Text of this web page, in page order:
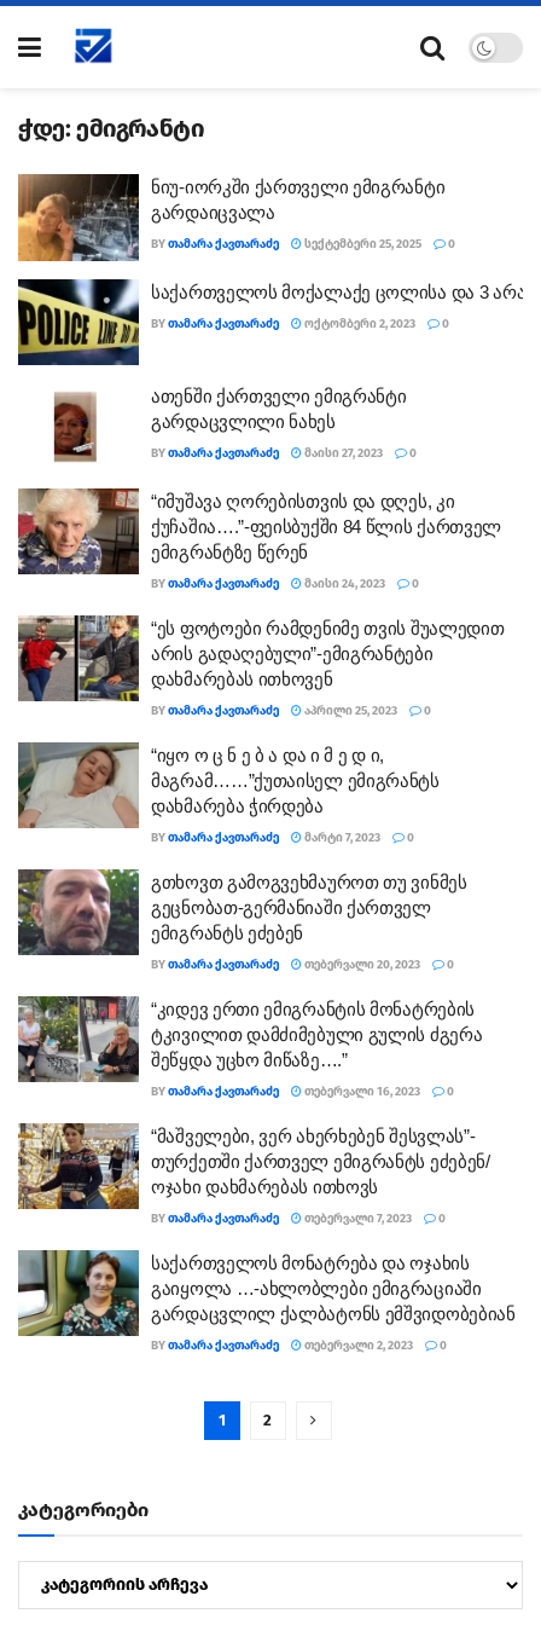
ჭდე:ემიგრანტი
ნიუ-იორკში ქართველი ემიგრანტი
გარდაიცვალა
BYᲗᲐᲛᲐᲠᲐ ᲥᲐᲕᲗᲐᲠᲐᲫᲔ ᲡᲔᲥᲢᲔᲛᲑᲔᲠᲘ 25, 2025 0
საქართველოს მოქალაქე ცოლისა და 3
BYᲗᲐᲛᲐᲠᲐ ᲥᲐᲕᲗᲐᲠᲐᲫᲔ ᲝᲥᲢᲝᲛᲑᲔᲠᲘ 2, 2023 0
ათენში ქართველი ემიგრანტი
გარდაცვლილი ნახეს
BYᲗᲐᲛᲐᲠᲐ ᲥᲐᲕᲗᲐᲠᲐᲫᲔ ᲛᲐᲘᲡᲘ 27, 2023 0
“იმუშავა ღორებისთვის და დღეს, კი
ქუჩაშია….”-ფეისბუქში 84 წლის ქართველ
ემიგრანტზე წერენ
BYᲗᲐᲛᲐᲠᲐ ᲥᲐᲕᲗᲐᲠᲐᲫᲔ ᲛᲐᲘᲡᲘ 24, 2023 0
“ეს ფოტოები რამდენიმე თვის შუალედით
არის გადაღებული”-ემიგრანტები
დახმარებას ითხოვენ
BYᲗᲐᲛᲐᲠᲐ ᲥᲐᲕᲗᲐᲠᲐᲫᲔ ᲐᲞᲠᲘᲚᲘ 25, 2023 0
“იყო ო ც ნ ე ბ ა და ი მ ე დ ი,
მაგრამ……”ქუთაისელ ემიგრანტს
დახმარება ჭირდება
BYᲗᲐᲛᲐᲠᲐ ᲥᲐᲕᲗᲐᲠᲐᲫᲔ ᲛᲐᲠᲢᲘ 7, 2023 0
გთხოვთ გამოგვეხმაუროთ თუ ვინმეს
გეცნობათ-გერმანიაში ქართველ
ემიგრანტს ეძებენ
BYᲗᲐᲛᲐᲠᲐ ᲥᲐᲕᲗᲐᲠᲐᲫᲔ ᲗᲔᲑᲔᲠᲕᲐᲚᲘ 20, 2023 0
“კიდევ ერთი ემიგრანტის მონატრების
ტკივილით დამძიმებული გულის ძგერა
შეწყდა უცხო მიწაზე….”
BYᲗᲐᲛᲐᲠᲐ ᲥᲐᲕᲗᲐᲠᲐᲫᲔ ᲗᲔᲑᲔᲠᲕᲐᲚᲘ 16, 2023 0
“მაშველები, ვერ ახერხებენ შესვლას”-
თურქეთში ქართველ ემიგრანტს ეძებენ/
ოჯახი დახმარებას ითხოვს
BYᲗᲐᲛᲐᲠᲐ ᲥᲐᲕᲗᲐᲠᲐᲫᲔ ᲗᲔᲑᲔᲠᲕᲐᲚᲘ 7, 2023 0
საქართველოს მონატრება და ოჯახის
გაიყოლა …-ახლობლები ემიგრაციაში
გარდაცვლილ ქალბატონს ემშვიდობებიან
BYᲗᲐᲛᲐᲠᲐ ᲥᲐᲕᲗᲐᲠᲐᲫᲔ ᲗᲔᲑᲔᲠᲕᲐᲚᲘ 2, 2023 0
1 2
კატეგორიები
კატეგორიები